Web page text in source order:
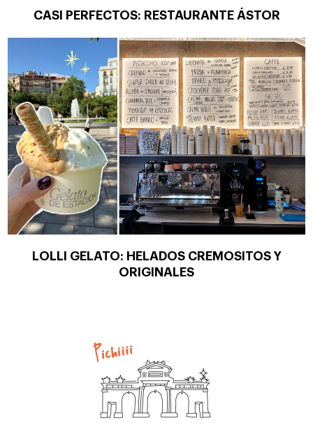
CASI PERFECTOS: RESTAURANTE ÁSTOR
LOLLI GELATO: HELADOS CREMOSITOS Y
ORIGINALES